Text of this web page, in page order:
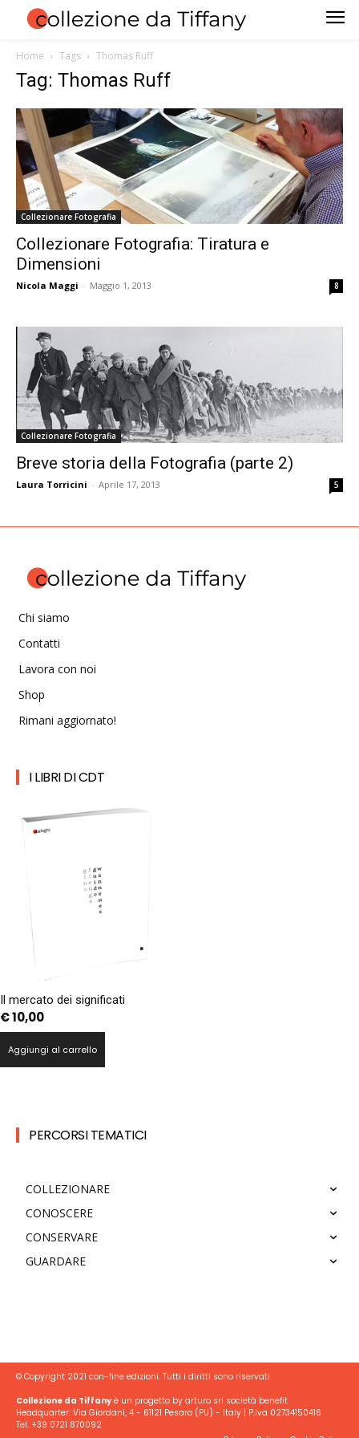
Home Tags Thomas Ruff
Tag: Thomas Ruff
Collezionare Fotografia
Collezionare Fotografia: Tiratura e
Dimensioni
Nicola Maggi - Maggio 1, 2013 8
Collezionare Fotografia
Breve storia della Fotografia (parte 2)
Laura Torricini - Aprile 17, 2013 5
Chi siamo
Contatti
Lavora con noi
Shop
Rimani aggiornato!
I LIBRI DI CDT
Il mercato dei significati
€10,00
Aggiungi al carrello
PERCORSI TEMATICI
COLLEZIONARE
CONOSCERE
CONSERVARE
GUARDARE
© Copyright 2021 con-fine edizioni. Tutti i diritti sono riservati
Collezione da Tiffanyè un progetto by arturo srl società benefit
Headquarter: Via Giordani, 4 - 61121 Pesaro (PU) - Italy | P.Iva 02734150416
Tel. +39 0721 870092